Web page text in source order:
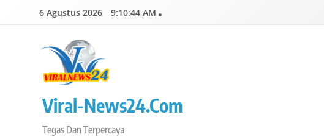
6 Agustus 2026 9:10:45 AM
Viral-News24.com
Tegas Dan Terpercaya